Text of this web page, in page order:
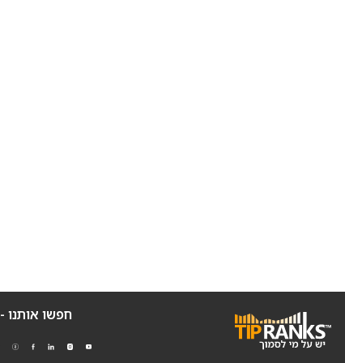
חפשו אותנו -